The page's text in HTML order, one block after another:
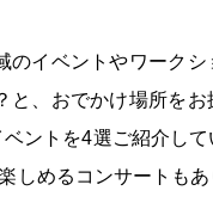
イベントやワーク
、おでかけ場所を
ントを4選ご紹介し
しめるコンサートも